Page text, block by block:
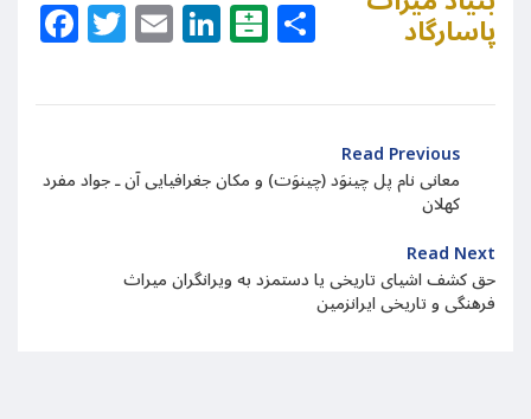
Facebook
Twitter
EmailLinkedIn
Balatarin
Shareپاسارگاد
Read Previous
معانی نام پل چینوَد (چینوَت) و مکان جغرافیایی آن ـ جواد مفرد
کهلان
Read Next
حق کشف اشیای تاریخی یا دستمزد به ویرانگران میراث
فرهنگی و تاریخی ایرانزمین